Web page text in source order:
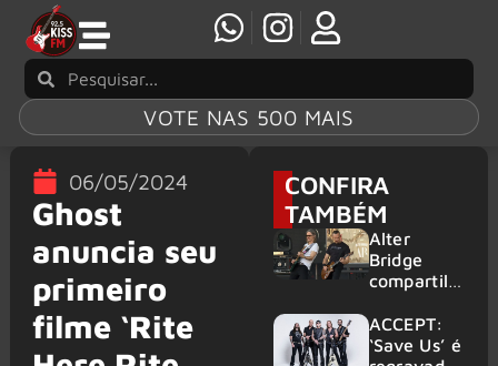
VOTE NAS 500 MAIS
06/05/2024
Ghost
anuncia seu
primeiro
filme ‘Rite
CONFIRA
TAMBÉM
Alter
Bridge
compartilh
vivo de
“Fortress”
ACCEPT:
‘Save Us’ é